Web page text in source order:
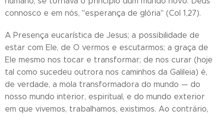
connosco e em nós, "esperança de glória" (Col 1,27).
A Presença eucarística de Jesus; a possibilidade de
estar com Ele, de O vermos e escutarmos; a graça de
Ele mesmo nos tocar e transformar; de nos curar (hoje
tal como sucedeu outrora nos caminhos da Galileia) é,
de verdade, a mola transformadora do mundo — do
nosso mundo interior, espiritual, e do mundo exterior
em que vivemos, trabalhamos, existimos. Ao contrário,